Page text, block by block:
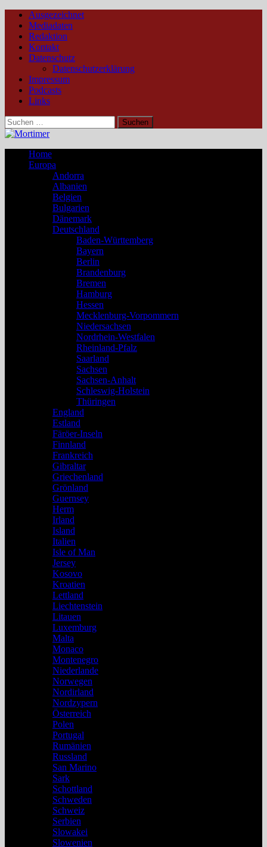
Ausgezeichnet
Mediadaten
Redaktion
Kontakt
Datenschutz
Datenschutzerklärung
Impressum
Podcasts
Links
Suchen
nach:
Home
Europa
Andorra
Albanien
Belgien
Bulgarien
Dänemark
Deutschland
Baden-Württemberg
Bayern
Berlin
Brandenburg
Bremen
Hamburg
Hessen
Mecklenburg-Vorpommern
Niedersachsen
Nordrhein-Westfalen
Rheinland-Pfalz
Saarland
Sachsen
Sachsen-Anhalt
Schleswig-Holstein
Thüringen
England
Estland
Färöer-Inseln
Finnland
Frankreich
Gibraltar
Griechenland
Grönland
Guernsey
Herm
Irland
Island
Italien
Isle of Man
Jersey
Kosovo
Kroatien
Lettland
Liechtenstein
Litauen
Luxemburg
Malta
Monaco
Montenegro
Niederlande
Norwegen
Nordirland
Nordzypern
Österreich
Polen
Portugal
Rumänien
Russland
San Marino
Sark
Schottland
Schweden
Schweiz
Serbien
Slowakei
Slowenien